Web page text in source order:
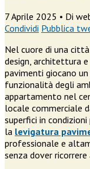
7 Aprile 2025 • Di
Condividi Pubblica
Nel cuore di una
design, architettura
pavimenti giocano
funzionalità degli
appartamento nel
locale commerciale
superfici in
la levigatura
professionale e
senza dover